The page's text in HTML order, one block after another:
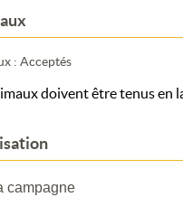
: Acceptés
doivent être tenus en
campagne